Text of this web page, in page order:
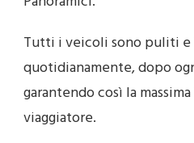
Tutti i veicoli sono puliti
quotidianamente, dopo
garantendo così la
viaggiatore.